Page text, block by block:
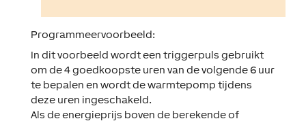
Programmeervoorbeeld:
In dit voorbeeld wordt een triggerpuls gebruikt
om de 4 goedkoopste uren van de volgende 6 uur
te bepalen en wordt de warmtepomp tijdens
deze uren ingeschakeld.
Als de energieprijs boven de berekende of